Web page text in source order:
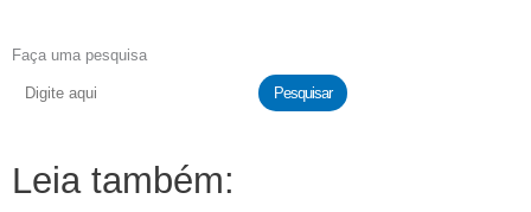
Faça uma pesquisa
Pesquisar
Leia também: